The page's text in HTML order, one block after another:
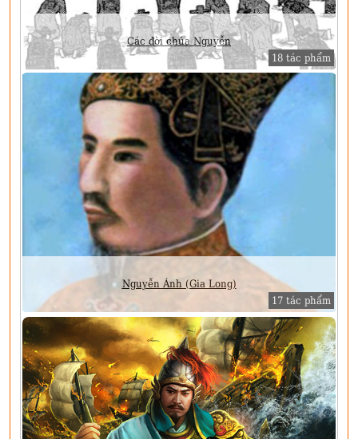
Các đời chúa Nguyễn
18 tác phẩm
Nguyễn Ánh (Gia Long)
17 tác phẩm